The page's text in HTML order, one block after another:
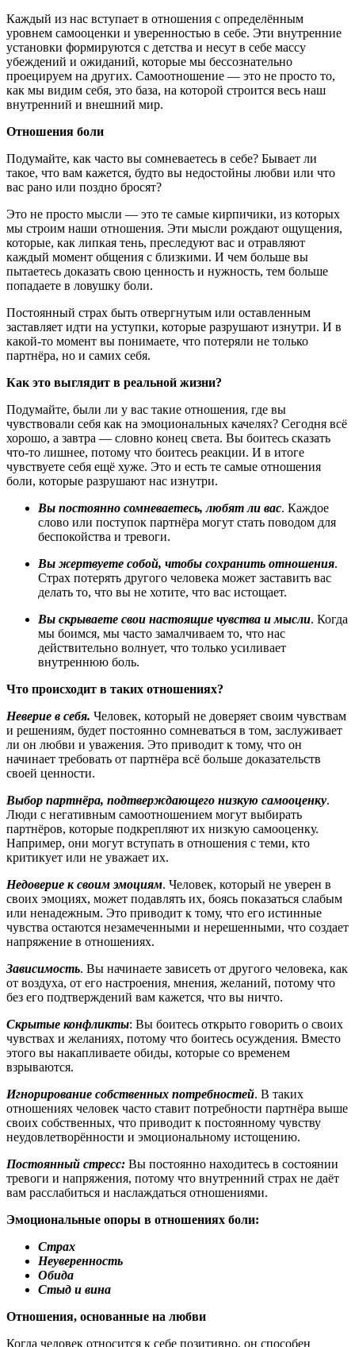
Каждый из нас вступает в отношения с определённым
уровнем самооценки и уверенностью в себе. Эти внутренние
установки формируются с детства и несут в себе массу
убеждений и ожиданий, которые мы бессознательно
проецируем на других. Самоотношение — это не просто то,
как мы видим себя, это база, на которой строится весь наш
внутренний и внешний мир.
Отношения боли
Подумайте, как часто вы сомневаетесь в себе? Бывает ли
такое, что вам кажется, будто вы недостойны любви или что
вас рано или поздно бросят?
Это не просто мысли — это те самые кирпичики, из которых
мы строим наши отношения. Эти мысли рождают ощущения,
которые, как липкая тень, преследуют вас и отравляют
каждый момент общения с близкими. И чем больше вы
пытаетесь доказать свою ценность и нужность, тем больше
попадаете в ловушку боли.
Постоянный страх быть отвергнутым или оставленным
заставляет идти на уступки, которые разрушают изнутри. И в
какой-то момент вы понимаете, что потеряли не только
партнёра, но и самих себя.
Как это выглядит в реальной жизни?
Подумайте, были ли у вас такие отношения, где вы
чувствовали себя как на эмоциональных качелях? Сегодня всё
хорошо, а завтра — словно конец света. Вы боитесь сказать
что-то лишнее, потому что боитесь реакции. И в итоге
чувствуете себя ещё хуже. Это и есть те самые отношения
боли, которые разрушают нас изнутри.
Вы постоянно сомневаетесь, любят ли вас. Каждое
слово или поступок партнёра могут стать поводом для
беспокойства и тревоги.
Вы жертвуете собой, чтобы сохранить отношения.
Страх потерять другого человека может заставить вас
делать то, что вы не хотите, что вас истощает.
Вы скрываете свои настоящие чувства и мысли. Когда
мы боимся, мы часто замалчиваем то, что нас
действительно волнует, что только усиливает
внутреннюю боль.
Что происходит в таких отношениях?
Неверие в себя. Человек, который не доверяет своим чувствам
и решениям, будет постоянно сомневаться в том, заслуживает
ли он любви и уважения. Это приводит к тому, что он
начинает требовать от партнёра всё больше доказательств
своей ценности.
Выбор партнёра, подтверждающего низкую самооценку.
Люди с негативным самоотношением могут выбирать
партнёров, которые подкрепляют их низкую самооценку.
Например, они могут вступать в отношения с теми, кто
критикует или не уважает их.
Недоверие к своим эмоциям. Человек, который не уверен в
своих эмоциях, может подавлять их, боясь показаться слабым
или ненадежным. Это приводит к тому, что его истинные
чувства остаются незамеченными и нерешенными, что создает
напряжение в отношениях.
Зависимость. Вы начинаете зависеть от другого человека, как
от воздуха, от его настроения, мнения, желаний, потому что
без его подтверждений вам кажется, что вы ничто.
Скрытые конфликты: Вы боитесь открыто говорить о своих
чувствах и желаниях, потому что боитесь осуждения. Вместо
этого вы накапливаете обиды, которые со временем
взрываются.
Игнорирование собственных потребностей. В таких
отношениях человек часто ставит потребности партнёра выше
своих собственных, что приводит к постоянному чувству
неудовлетворённости и эмоциональному истощению.
Постоянный стресс: Вы постоянно находитесь в состоянии
тревоги и напряжения, потому что внутренний страх не даёт
вам расслабиться и наслаждаться отношениями.
Эмоциональные опоры в отношениях боли:
Страх
Неуверенность
Обида
Стыд и вина
Отношения, основанные на любви
Когда человек относится к себе позитивно, он способен